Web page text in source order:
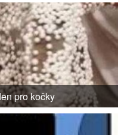
pro kočky